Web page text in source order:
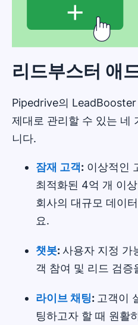
리드부스터 애
Pipedrive의
제대로 관리할 수 있는 네
니다.
잠재 고객: 이상적인
최적화된 4억 개 이
회사의 대규모 데이
요.
챗봇: 사용자 지정 가
객 참여 및 리드 검증
라이브 채팅: 고객이
팅하고자 할 때 원활